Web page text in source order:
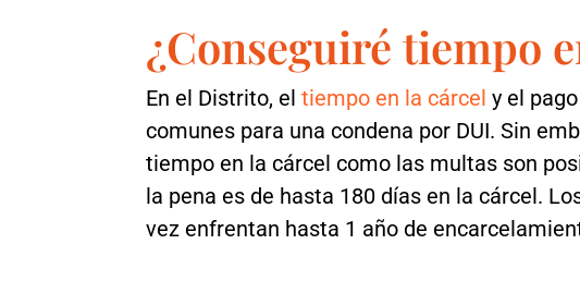
¿Conseguiré tiempo
En el Distrito, eltiempo en la cárcel y el
comunes para una condena por DUI. Sin
tiempo en la cárcel como las multas son
la pena es de hasta 180 días en la cárcel.
vez enfrentan hasta 1 año de